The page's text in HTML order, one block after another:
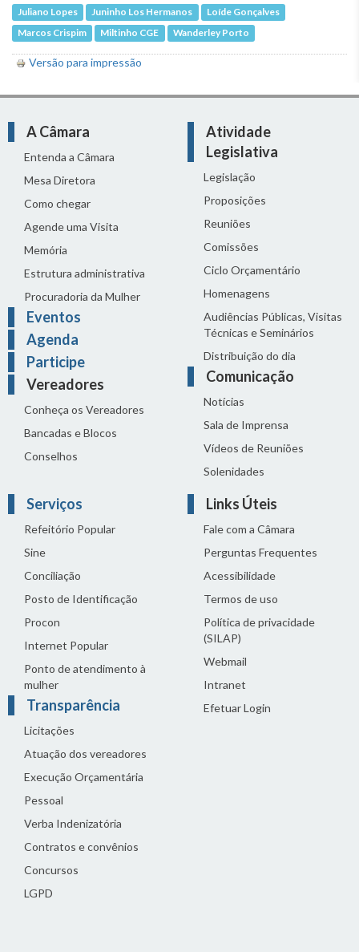
Juliano Lopes
Juninho Los Hermanos
Loíde Gonçalves
Marcos Crispim
Miltinho CGE Wanderley Porto
Versão para impressão
A Câmara
Entenda a Câmara
Mesa Diretora
Como chegar
Agende uma Visita
Memória
Estrutura administrativa
Procuradoria da Mulher
Eventos
Agenda
Participe
Vereadores
Conheça os Vereadores
Bancadas e Blocos
Conselhos
Atividade
Legislativa
Legislação
Proposições
Reuniões
Comissões
Ciclo Orçamentário
Homenagens
Audiências Públicas, Visitas
Técnicas e Seminários
Distribuição do dia
Comunicação
Notícias
Sala de Imprensa
Vídeos de Reuniões
Solenidades
Serviços
Refeitório Popular
Sine
Conciliação
Posto de Identificação
Procon
Internet Popular
Ponto de atendimento à
mulher
Transparência
Licitações
Atuação dos vereadores
Execução Orçamentária
Pessoal
Verba Indenizatória
Contratos e convênios
Concursos
LGPD
Links Úteis
Fale com a Câmara
Perguntas Frequentes
Acessibilidade
Termos de uso
Política de privacidade
(SILAP)
Webmail
Intranet
Efetuar Login